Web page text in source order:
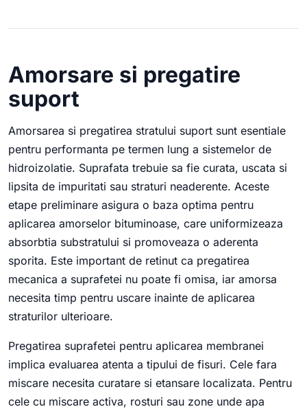
Amorsare si pregatire
suport
Amorsarea si pregatirea stratului suport sunt esentiale
pentru performanta pe termen lung a sistemelor de
hidroizolatie. Suprafata trebuie sa fie curata, uscata si
lipsita de impuritati sau straturi neaderente. Aceste
etape preliminare asigura o baza optima pentru
aplicarea amorselor bituminoase, care uniformizeaza
absorbtia substratului si promoveaza o aderenta
sporita. Este important de retinut ca pregatirea
mecanica a suprafetei nu poate fi omisa, iar amorsa
necesita timp pentru uscare inainte de aplicarea
straturilor ulterioare.
Pregatirea suprafetei pentru aplicarea membranei
implica evaluarea atenta a tipului de fisuri. Cele fara
miscare necesita curatare si etansare localizata. Pentru
cele cu miscare activa, rosturi sau zone unde apa